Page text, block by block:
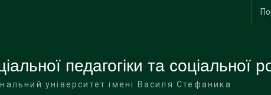
педагогіки та соціальної
університет імені Василя Стефаника